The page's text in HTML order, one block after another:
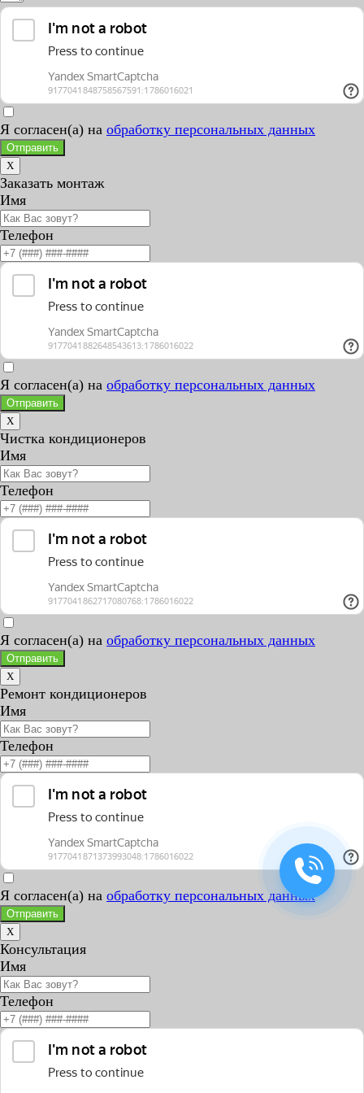
Я согласен(а) на обработку персональных данных
Отправить
X
Заказать монтаж
Имя
Телефон
Я согласен(а) на обработку персональных данных
Отправить
X
Чистка кондиционеров
Имя
Телефон
Я согласен(а) на обработку персональных данных
Отправить
X
Ремонт кондиционеров
Имя
Телефон
Я согласен(а) на обработку персональных данных
Отправить
X
Консультация
Имя
Телефон